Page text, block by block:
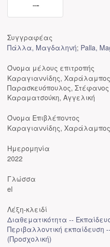
Συγγραφέας
Πάλλα, Μαγδαληνή; Palla,
Όνομα μέλους επιτροπής
Καραγιαννίδης, Χαράλαμπος
Παρασκευόπουλος, Στέφανος
Καραματσούκη, Αγγελική
Όνομα Επιβλέποντος
Καραγιαννίδης, Χαράλαμπος
Ημερομηνία
2022
Γλώσσα
el
Λέξη-κλειδί
Διαθεματικότητα --
Περιβαλλοντική εκπαίδευση
(Προσχολική)